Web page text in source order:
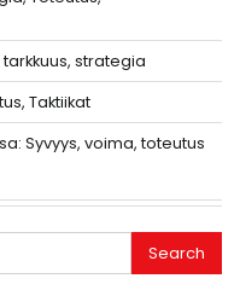
strategia
Taktiikat
Syvyys, voima, toteutus